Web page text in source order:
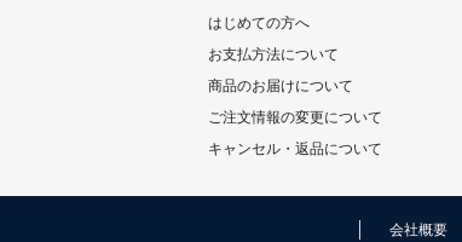
はじめての方へ
お支払方法について
商品のお届けについて
ご注文情報の変更について
キャンセル・返品について
会社概要